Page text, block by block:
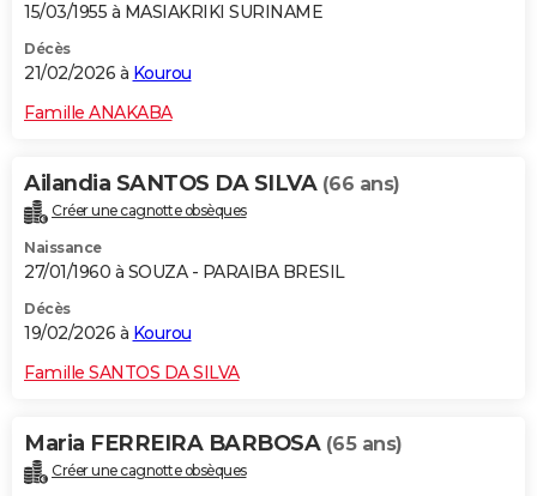
15/03/1955 à MASIAKRIKI SURINAME
Décès
21/02/2026 à Kourou
Famille ANAKABA
Ailandia SANTOS DA SILVA (66 ans)
Créer une cagnotte obsèques
Naissance
27/01/1960 à SOUZA - PARAIBA BRESIL
Décès
19/02/2026 à Kourou
Famille SANTOS DA SILVA
Maria FERREIRA BARBOSA (65 ans)
Créer une cagnotte obsèques